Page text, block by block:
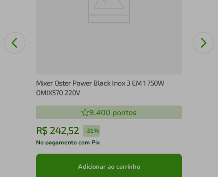
Mixer Oster Power Black Inox 3 EM 1 750W
OMIX570 220V
9.400 pontos
R$ 242,52 -31%
No pagamento com Pix
Adicionar ao carrinho